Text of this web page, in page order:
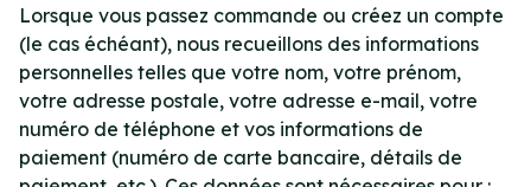
Lorsque vous passez commande ou créez un compte
(le cas échéant), nous recueillons des informations
personnelles telles que votre nom, votre prénom,
votre adresse postale, votre adresse e-mail, votre
numéro de téléphone et vos informations de
paiement (numéro de carte bancaire, détails de